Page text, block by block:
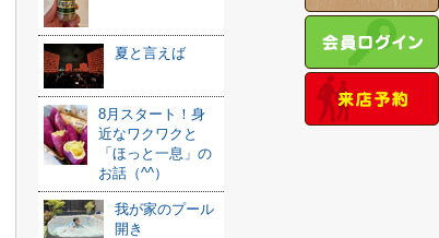
夏と言えば
8月スタート！身
近なワクワクと
「ほっと一息」の
お話（^^）
我が家のプール
開き